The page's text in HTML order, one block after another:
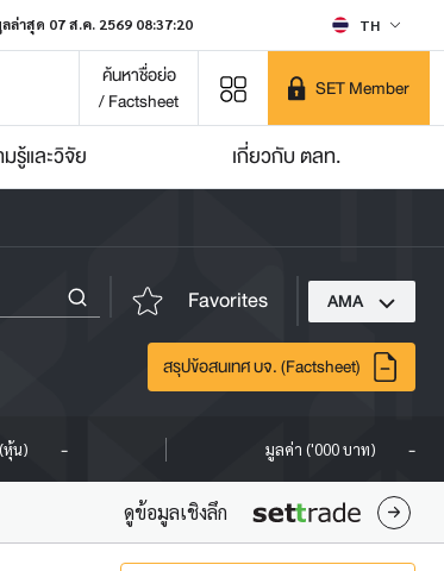
ล่าสุด 07 ส.ค. 2569 08:37:20 TH
ค้นหาชื่อย่อ
/ Factsheet
SET Member
รู้และวิจัย เกี่ยวกับ ตลท.
Favorites AMA
สรุปข้อสนเทศ บจ. (Factsheet)
หุ้น) - มูลค่า ('000 บาท) -
ดูข้อมูลเชิงลึก